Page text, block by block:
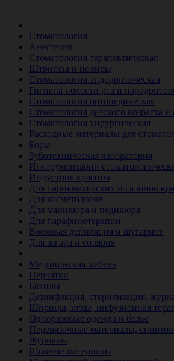
Стоматология
Анестезия
Стоматология терапевтическая
Штрипсы и полиры
Стоматология эндодонтическая
Гигиена полости рта и
Стоматология ортопедическая
Стоматология детского возраста и
Стоматология хирургическая
Расходные материалы для
Боры
Зуботехническая лаборатория
Инструментарий
Индустрия красоты
Для парикмахерских и салонов
Для косметологов
Для маникюра и педикюра
Для парафинотерапии
Восковая депиляция и шугаринг
Для загара и солярия
Медицинская мебель
Перчатки
Бахилы
Дезинфекция, стерилизация,
Шприцы, иглы, инфузионная
Одноразовые одежда и белье
Перевязочные материалы,
Журналы
Шовные материалы